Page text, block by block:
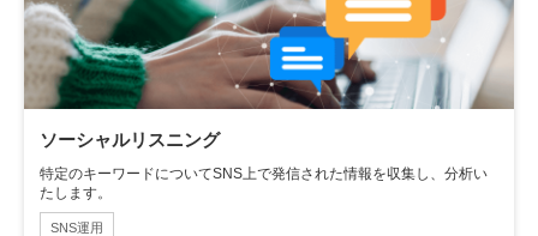
ソーシャルリスニング
特定のキーワードについてSNS上で発信された情報を収集し、分析い
たします。
SNS運用